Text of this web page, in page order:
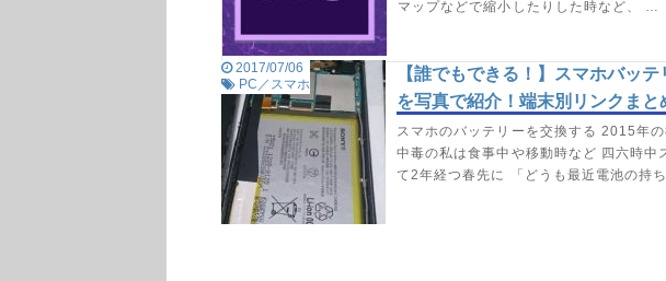
マップなどで縮小したりした時など、 …
2017/07/06
PC／スマホ
【誰でもできる！】スマホバッ
を写真で紹介！端末別リンクま
スマホのバッテリーを交換する 2015年
中毒の私は食事中や移動時など 四六時中
て2年経つ春先に 「どうも最近電池の持